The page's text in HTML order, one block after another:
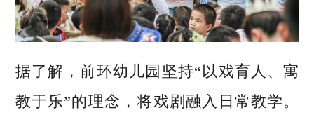
据了解，前环幼儿园坚持“以戏育人、寓
教于乐”的理念，将戏剧融入日常教学。